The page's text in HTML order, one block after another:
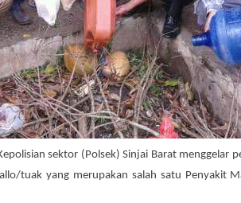
sektor (Polsek) Sinjai Barat menggelar
tuak yang merupakan salah satu Penyakit